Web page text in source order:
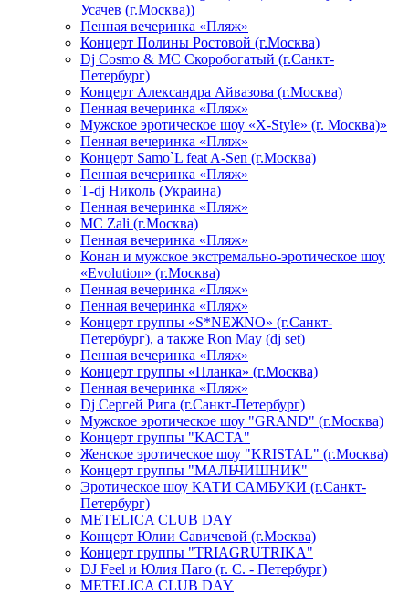
Усачев (г.Москва))
Пенная вечеринка «Пляж»
Концерт Полины Ростовой (г.Москва)
Dj Cosmo & МС Скоробогатый (г.Санкт-
Петербург)
Концерт Александра Айвазова (г.Москва)
Пенная вечеринка «Пляж»
Мужское эротическое шоу «X-Style» (г. Москва)»
Пенная вечеринка «Пляж»
Концерт Samo`L feat A-Sen (г.Москва)
Пенная вечеринка «Пляж»
Т-dj Николь (Украина)
Пенная вечеринка «Пляж»
МС Zali (г.Москва)
Пенная вечеринка «Пляж»
Конан и мужское экстремально-эротическое шоу
«Evolution» (г.Москва)
Пенная вечеринка «Пляж»
Пенная вечеринка «Пляж»
Концерт группы «S*NEЖNO» (г.Санкт-
Петербург), а также Ron May (dj set)
Пенная вечеринка «Пляж»
Концерт группы «Планка» (г.Москва)
Пенная вечеринка «Пляж»
Dj Сергей Рига (г.Санкт-Петербург)
Мужское эротическое шоу "GRAND" (г.Москва)
Концерт группы "КАСТА"
Женское эротическое шоу "KRISTAL" (г.Москва)
Концерт группы "МАЛЬЧИШНИК"
Эротическое шоу КАТИ САМБУКИ (г.Санкт-
Петербург)
METELICA CLUB DAY
Концерт Юлии Савичевой (г.Москва)
Концерт группы "TRIAGRUTRIKA"
DJ Feel и Юлия Паго (г. С. - Петербург)
METELICA CLUB DAY